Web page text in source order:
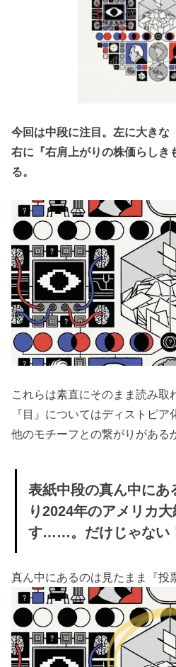
す……
。だけ
じゃな
ャートらしき
ものは『株価
示？
› 左の大きな目
は脳に繋がっ
ている。ニュ
ーラリンク？
完全監視・脳
ハック社会
に？
ンマス
クのニ
ューラ
が実用
化？
» 大きな
グブラ
ザー』
の監視
の目。
今回は中段に注目。左に大きな
右に『右肩上がりの株価らしき
る。
これらは素直にそのまま読み取
『目』についてはディストピ
他のモチーフとの繋がりがある
表紙中段の真ん中にあ
り2024年のアメリカ
す……。だけじゃない
真ん中にあるのは見たまま『投